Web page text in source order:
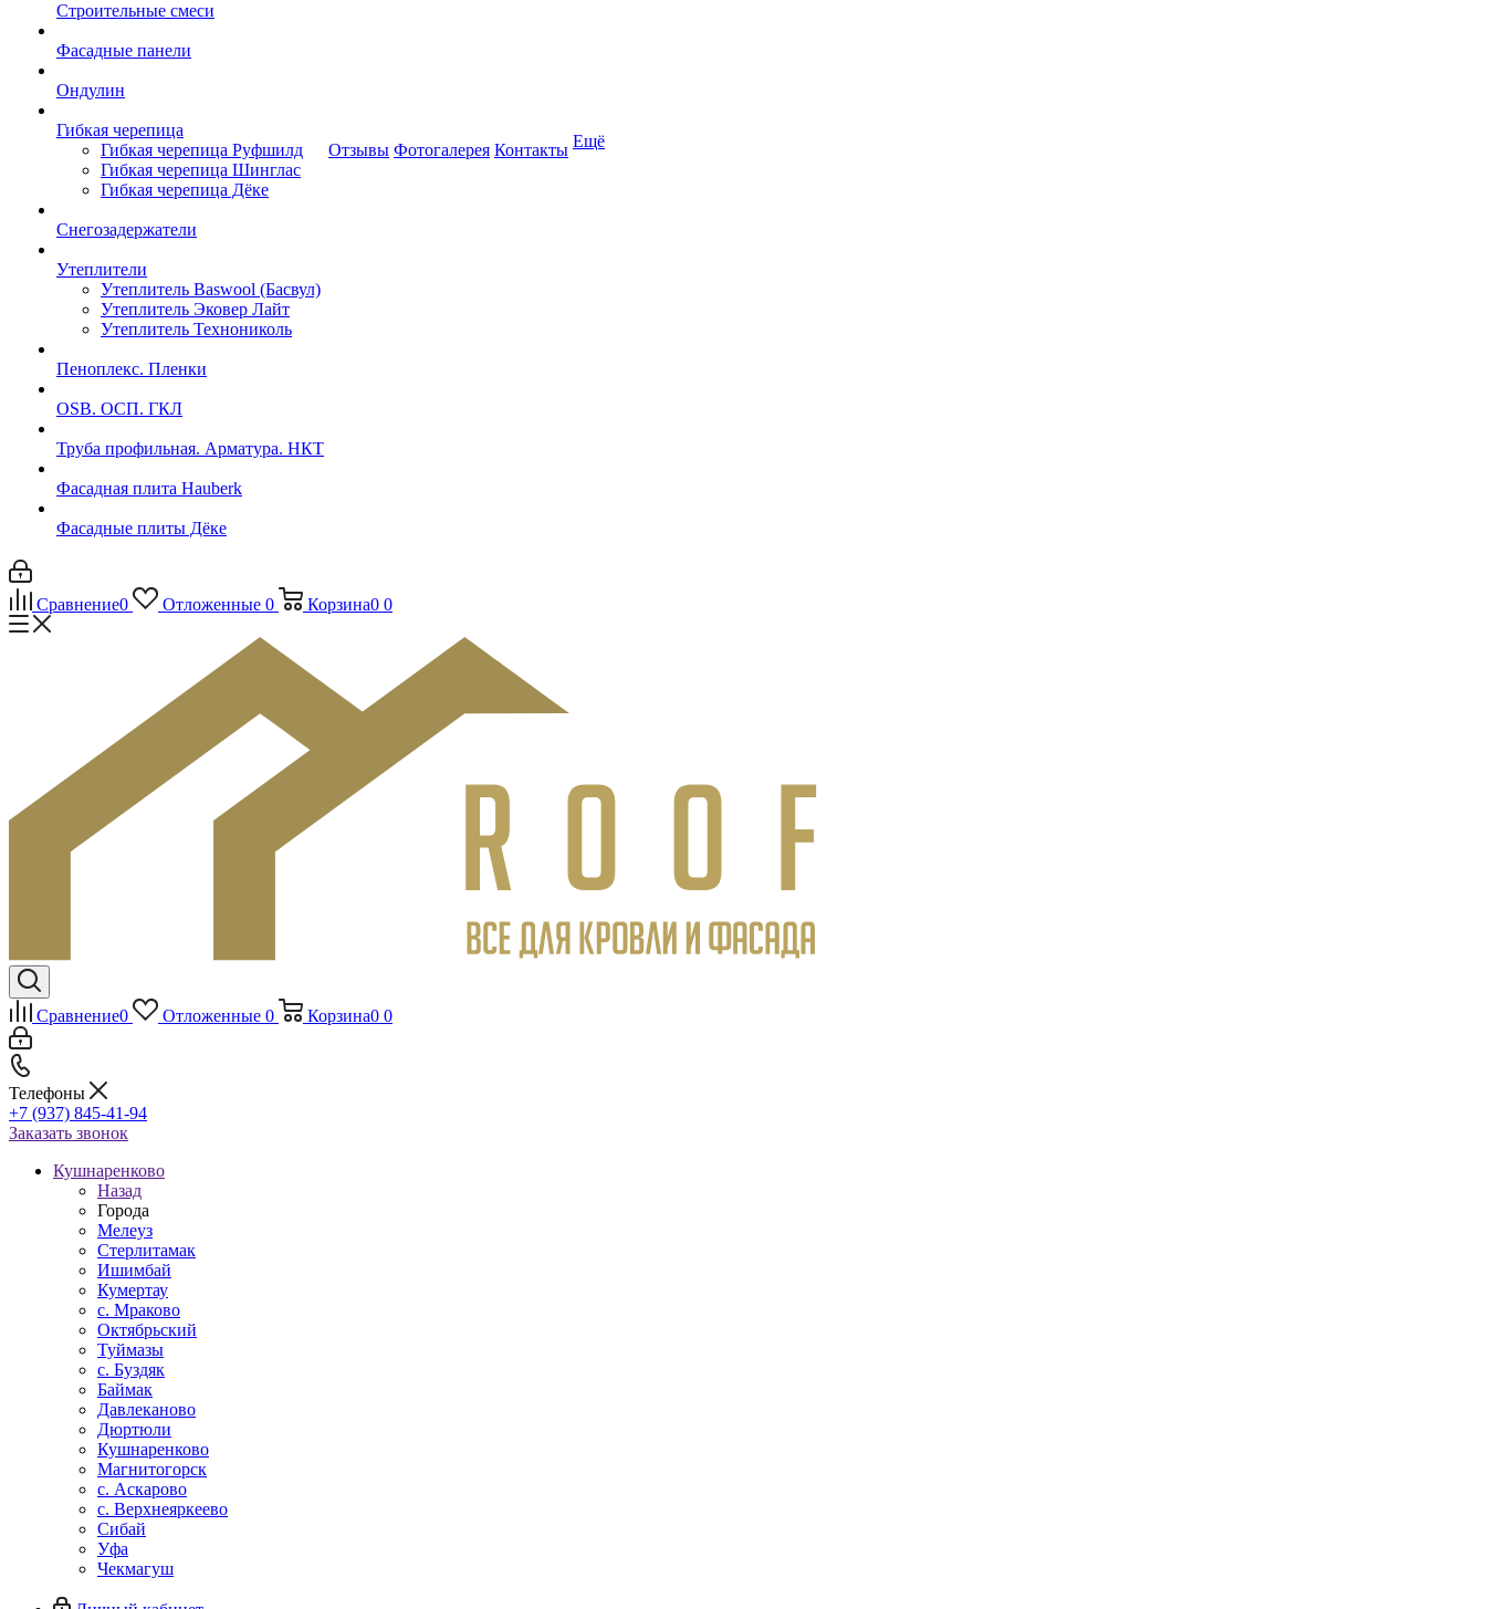
Строительные смеси
Фасадные панели
Ондулин
Гибкая черепица
Гибкая черепица Руфшилд
Гибкая черепица Шинглас
Гибкая черепица Дёке
Снегозадержатели
Утеплители
Утеплитель Baswool (Басвул)
Утеплитель Эковер Лайт
Утеплитель Технониколь
Пеноплекс. Пленки
OSB. ОСП. ГКЛ
Труба профильная. Арматура. НКТ
Фасадная плита Hauberk
Фасадные плиты Дёке
Отзывы Фотогалерея Контакты Ещё
Сравнение0 Отложенные 0 Корзина0 0
Сравнение0 Отложенные 0 Корзина0 0
Телефоны
+7 (937) 845-41-94
Заказать звонок
Кушнаренково
Назад
Города
Мелеуз
Стерлитамак
Ишимбай
Кумертау
c. Мраково
Октябрьский
Туймазы
c. Буздяк
Баймак
Давлеканово
Дюртюли
Кушнаренково
Магнитогорск
с. Аскарово
с. Верхнеяркеево
Сибай
Уфа
Чекмагуш